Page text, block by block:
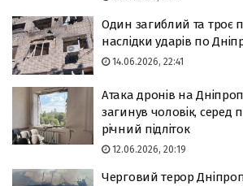
Один загиблий та троє
наслідки ударів по
14.06.2026, 22:41
Атака дронів на
загинув чоловік, серед
річний підліток
12.06.2026, 20:19
Черговий терор